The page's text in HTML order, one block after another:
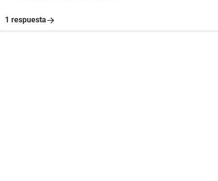
1 respuesta